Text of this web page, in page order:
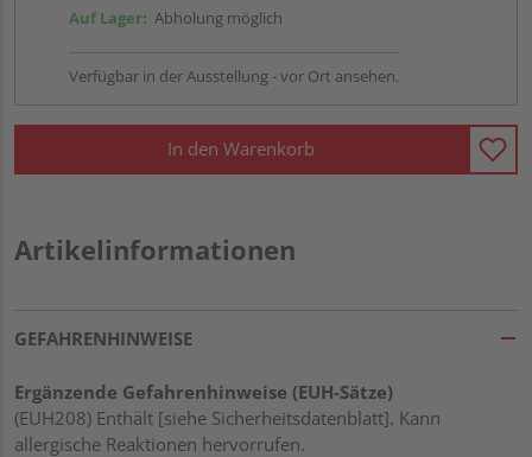
Auf Lager: Abholung möglich
Verfügbar in der Ausstellung - vor Ort ansehen.
In den Warenkorb
Artikelinformationen
GEFAHRENHINWEISE
Ergänzende Gefahrenhinweise (EUH-Sätze)
(EUH208) Enthält [siehe Sicherheitsdatenblatt]. Kann
allergische Reaktionen hervorrufen.